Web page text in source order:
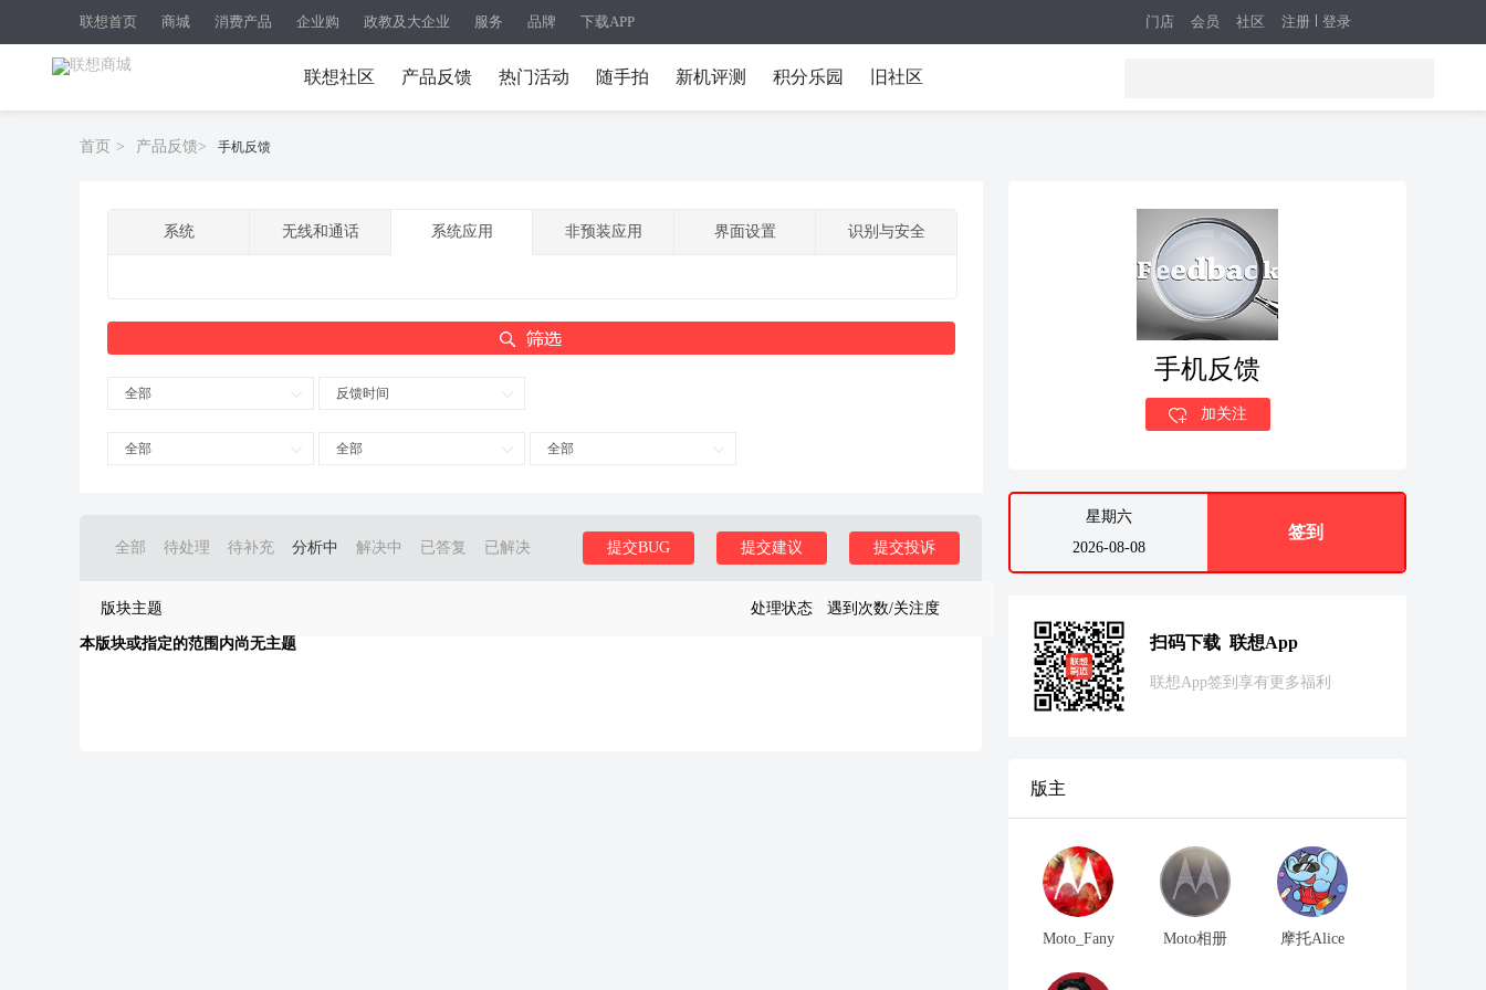
联想首页 商城 消费产品 企业购 政教及大企业 服务 品牌 下载APP 注册 登录
门店 会员 社区
联想社区 产品反馈 热门活动 随手拍 新机评测 积分乐园 旧社区
首页 > 产品反馈> 手机反馈
系统 无线和通话 系统应用 非预装应用 界面设置 识别与安全
全部 反馈时间
全部 全部 全部
全部 待处理 待补充 分析中 解决中 已答复 已解决 提交投诉
提交建议
提交BUG
版块主题 处理状态 遇到次数/关注度
本版块或指定的范围内尚无主题
手机反馈
加关注
星期六
2026-08-08
签到
扫码下载 联想App
联想App签到享有更多福利
版主
Moto_Fany Moto相册 摩托Alice